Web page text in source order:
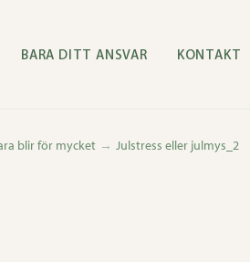
BARA DITT ANSVAR KONTAKT
blir för mycket Julstress eller julmys_2